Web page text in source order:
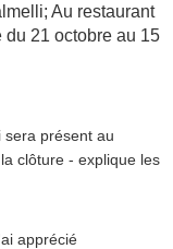
Au restaurant
21 octobre au 15
sera présent au
clôture - explique les
apprécié